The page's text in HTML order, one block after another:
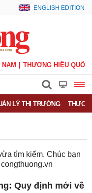
ENGLISH EDITION
THƯƠNG HIỆU QUỐC
LÝ THỊ TRƯỜNG
tìm kiếm. Chúc bạn
congthuong.vn
Quy định mới về